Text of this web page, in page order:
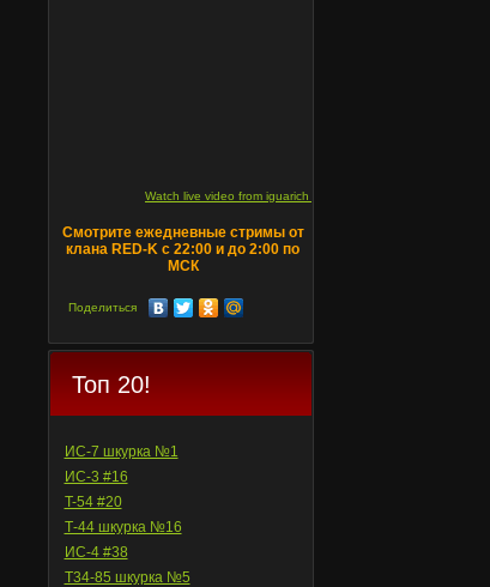
Watch live video from iguarich on ru.twitch.tv
Смотрите ежедневные стримы от
клана RED-K с 22:00 и до 2:00 по
МСК
Поделиться
Топ 20!
ИС-7 шкурка №1
ИС-3 #16
T-54 #20
Т-44 шкурка №16
ИС-4 #38
Т34-85 шкурка №5